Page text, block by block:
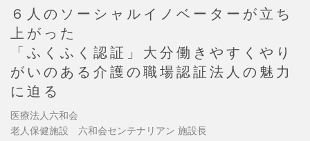
６人のソーシャルイノベーターが立ち
上がった
「ふくふく認証」大分働きやすくやり
がいのある介護の職場認証法人の魅力
に迫る
医療法人六和会
老人保健施設 六和会センテナリアン 施設長